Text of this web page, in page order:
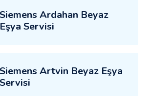
Siemens Ardahan Beyaz
Eşya Servisi
Siemens Artvin Beyaz Eşya
Servisi